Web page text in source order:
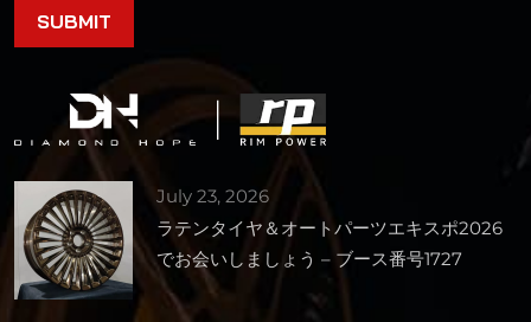
July 23, 2026
ラテンタイヤ＆オートパーツエキスポ2026
でお会いしましょう – ブース番号1727